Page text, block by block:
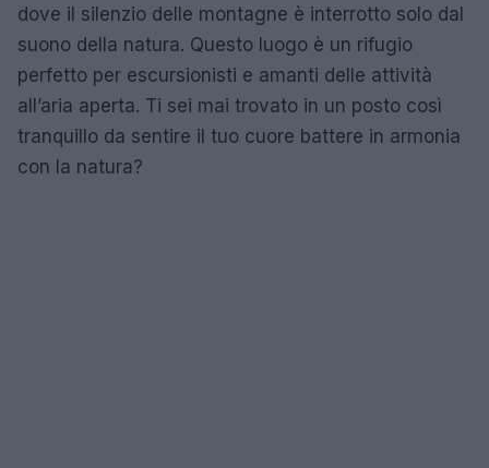
dove il silenzio delle montagne è interrotto solo dal
suono della natura. Questo luogo è un rifugio
perfetto per escursionisti e amanti delle attività
all’aria aperta. Ti sei mai trovato in un posto così
tranquillo da sentire il tuo cuore battere in armonia
con la natura?